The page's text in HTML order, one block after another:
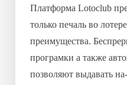
Платформа Lotoclub
только печаль во
преимущества.
програмки а также
позволяют выдавать